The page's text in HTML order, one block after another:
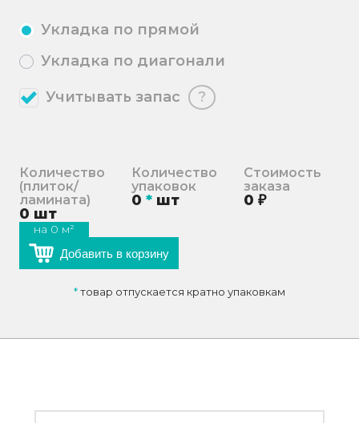
Укладка по прямой
Укладка по диагонали
Учитывать запас ?
Количество
(плиток/
ламината)
0 шт
на 0 м²
Количество
упаковок
0 * шт
Стоимость
заказа
0 ₽
Добавить в корзину
*товар отпускается кратно упаковкам